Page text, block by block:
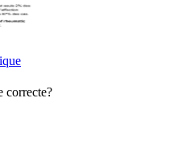
correcte?